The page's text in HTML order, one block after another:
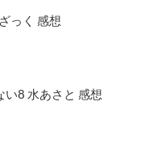
っく 感想
い8 水あさと 感想